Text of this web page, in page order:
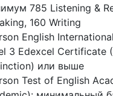
785 Listening &
160 Writing
English
3 Edexcel Certificate
или выше
Test of English